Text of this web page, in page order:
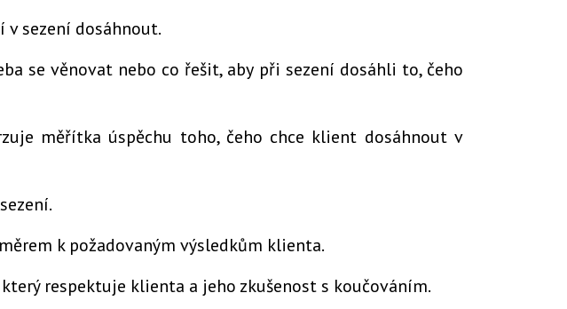
sezení dosáhnout.
se věnovat nebo co řešit, aby při sezení dosáhli to, čeho
měřítka úspěchu toho, čeho chce klient dosáhnout v
k požadovaným výsledkům klienta.
respektuje klienta a jeho zkušenost s koučováním.